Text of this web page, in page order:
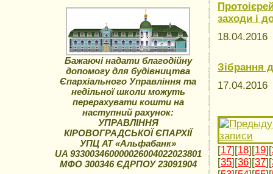
Бажаючі надати благодійну
допомогу для будівництва
Єпархіального Управління та
недільної школи можуть
перерахувати кошти на
наступний рахунок:
УПРАВЛІННЯ
КІРОВОГРАДСЬКОЇ ЄПАРХІЇ
УПЦ АТ «Альфабанк»
UA 933003460000026004022023801
МФО 300346 ЄДРПОУ 23091904
заходи і
18.04.2016
Зібрання
17.04.2016
[17][18][19][
[35][36][37][